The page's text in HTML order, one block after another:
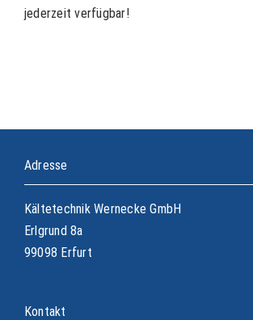
jederzeit verfügbar!
Adresse
Kältetechnik Wernecke GmbH
Erlgrund 8a
99098 Erfurt
Kontakt